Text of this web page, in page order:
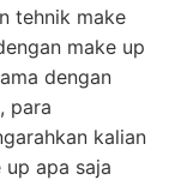
tehnik make
make up
dengan
para
kalian
apa saja